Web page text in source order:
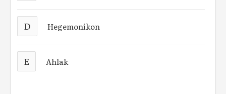
D Hegemonikon
E Ahlak